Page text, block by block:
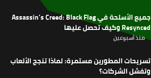
جميع الأسلحة في Assassin’s Creed: Black Flag
Resynced وكيف تحصل عليها
منذ أسبوعين
تسريحات المطورين مستمرة: لماذا تنجح الألعاب
وتفشل الشركات؟